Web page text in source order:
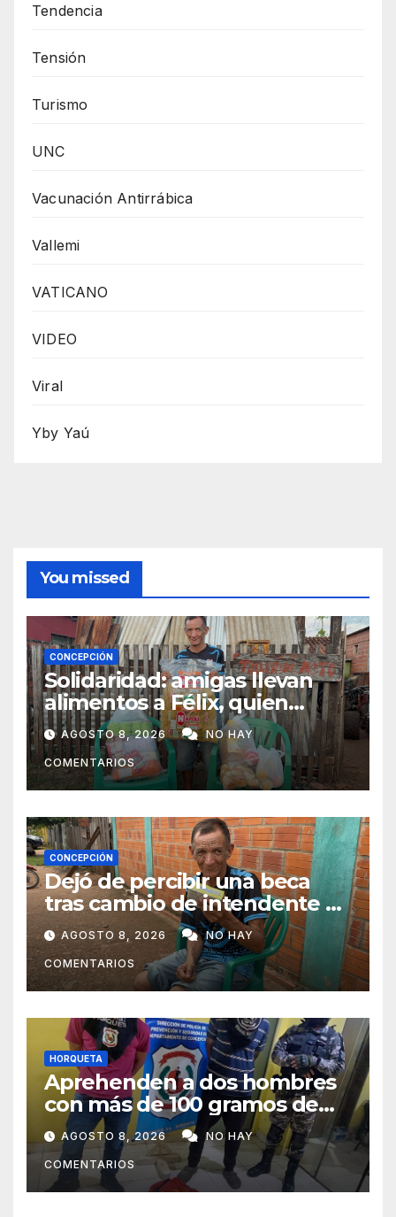
Tendencia
Tensión
Turismo
UNC
Vacunación Antirrábica
Vallemi
VATICANO
VIDEO
Viral
Yby Yaú
You missed
CONCEPCIÓN
Solidaridad: amigas llevan
alimentos a Félix, quien
ahora vende caramelos para
subsistir
AGOSTO 8, 2026 NO HAY
COMENTARIOS
CONCEPCIÓN
Dejó de percibir una beca
tras cambio de intendente y
ahora vende caramelos para
subsistir
AGOSTO 8, 2026 NO HAY
COMENTARIOS
HORQUETA
Aprehenden a dos hombres
con más de 100 gramos de
supuesta marihuana en
Horqueta
AGOSTO 8, 2026 NO HAY
COMENTARIOS